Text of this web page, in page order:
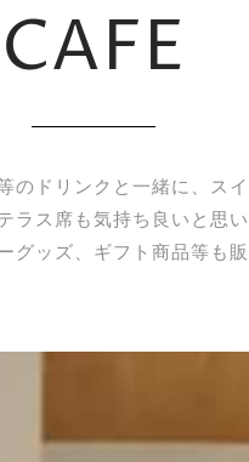
CAFE
ドリンクと一緒に、ス
ラス席も気持ち良いと思
グッズ、ギフト商品等も販